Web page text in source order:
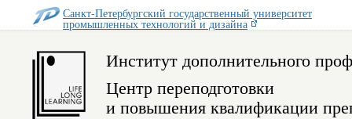
Санкт-Петербургский государственный университет
промышленных технологий и дизайна
Институт дополнительного
Центр переподготовки
и повышения квалификации